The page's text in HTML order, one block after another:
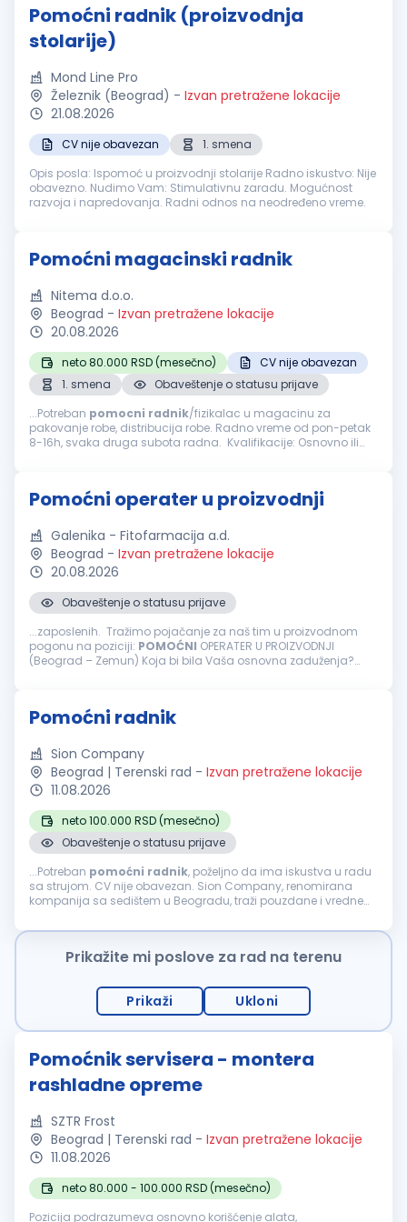
Pomoćni radnik (proizvodnja
stolarije)
Mond Line Pro
Železnik (Beograd) - Izvan pretražene lokacije
21.08.2026
CV nije obavezan
1. smena
Opis posla: Ispomoć u proizvodnji stolarije Radno iskustvo: Nije
obavezno. Nudimo Vam: Stimulativnu zaradu. Mogućnost
razvoja i napredovanja. Radni odnos na neodređeno vreme.
Pomoćni magacinski radnik
Nitema d.o.o.
Beograd - Izvan pretražene lokacije
20.08.2026
neto 80.000 RSD (mesečno)
CV nije obavezan
1. smena
Obaveštenje o statusu prijave
...Potreban pomocni radnik/fizikalac u magacinu za
pakovanje robe, distribucija robe. Radno vreme od pon-petak
8-16h, svaka druga subota radna. Kvalifikacije: Osnovno ili
Pomoćni operater u proizvodnji
Galenika - Fitofarmacija a.d.
Beograd - Izvan pretražene lokacije
20.08.2026
Obaveštenje o statusu prijave
...zaposlenih. Tražimo pojačanje za naš tim u proizvodnom
pogonu na poziciji: POMOĆNI OPERATER U PROIZVODNJI
(Beograd – Zemun) Koja bi bila Vaša osnovna zaduženja?
Pomoćni radnik
Sion Company
Beograd | Terenski rad - Izvan pretražene lokacije
11.08.2026
neto 100.000 RSD (mesečno)
Obaveštenje o statusu prijave
...Potreban pomoćni radnik, poželjno da ima iskustva u radu
sa strujom. CV nije obavezan. Sion Company, renomirana
kompanija sa sedištem u Beogradu, traži pouzdane i vredne
postanete deo dinamičnog...
Prikažite mi poslove za rad na terenu
Prikaži Ukloni
Pomoćnik servisera - montera
rashladne opreme
SZTR Frost
Beograd | Terenski rad - Izvan pretražene lokacije
11.08.2026
neto 80.000 - 100.000 RSD (mesečno)
Pozicija podrazumeva osnovno korišćenje alata,